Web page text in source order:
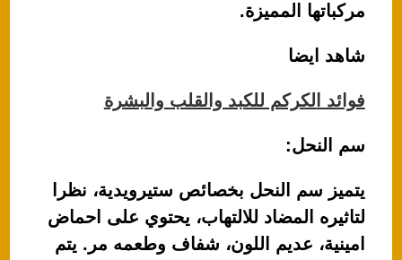
مركباتها المميزة.
شاهد ايضا
فوائد الكركم للكبد والقلب والبشرة
سم النحل:
يتميز سم النحل بخصائص ستيرويدية، نظرا
لتاثيره المضاد للالتهاب، يحتوي على احماض
امينية، عديم اللون، شفاف وطعمه مر. يتم